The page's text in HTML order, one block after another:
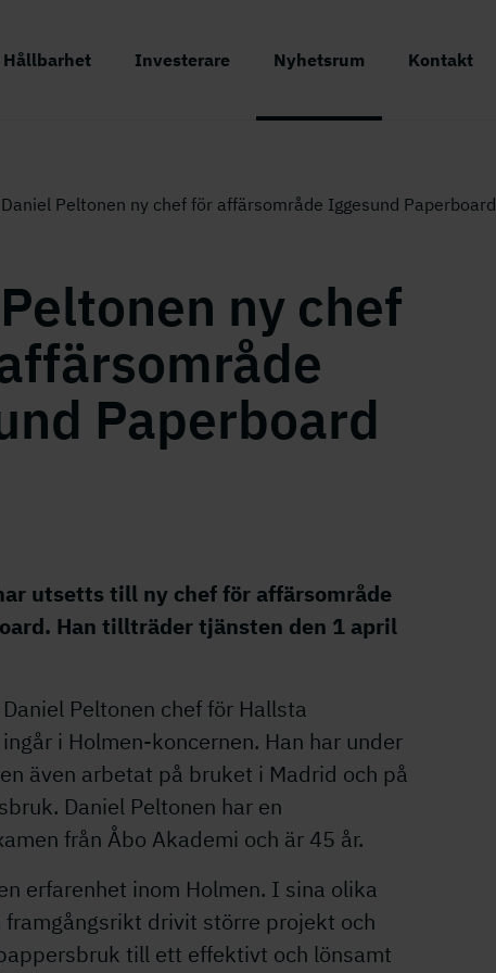
Hållbarhet Investerare Nyhetsrum Kontakt
Daniel Peltonen ny chef för affärsområde Iggesund Paperboard
ny chef
Paperboard
utsetts till ny chef för affärsområde
Han tillträder tjänsten den 1 april
Peltonen chef för Hallsta
i Holmen-koncernen. Han har under
även arbetat på bruket i Madrid och på
Daniel Peltonen har en
från Åbo Akademi och är 45 år.
erfarenhet inom Holmen. I sina olika
framgångsrikt drivit större projekt och
till ett effektivt och lönsamt